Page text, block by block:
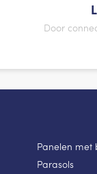
Door
Panelen met
Parasols